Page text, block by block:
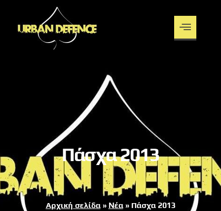
Πάσχα 2013
Αρχική σελίδα» Νέα» Πάσχα 2013